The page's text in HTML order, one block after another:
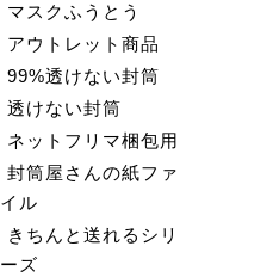
マスクふうとう
アウトレット商品
99%透けない封筒
透けない封筒
ネットフリマ梱包用
封筒屋さんの紙ファ
イル
きちんと送れるシリ
ーズ